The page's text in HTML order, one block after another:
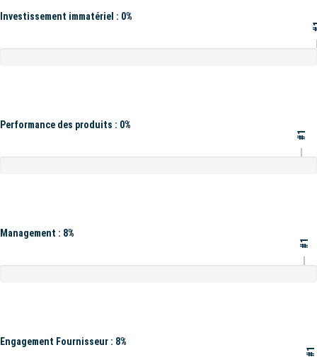
Investissement immatériel : 0%
Performance des produits : 0%
#1
Management : 8%
#1
Engagement Fournisseur : 8%
#1